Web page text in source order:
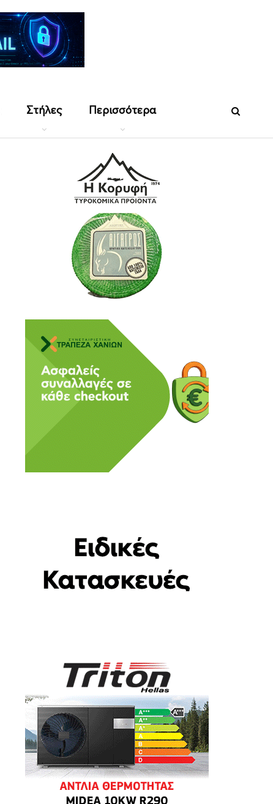
Στήλες Περισσότερα